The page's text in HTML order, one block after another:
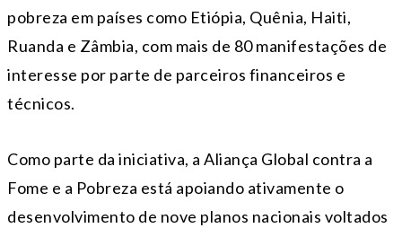
pobreza em países como Etiópia, Quênia, Haiti,
Ruanda e Zâmbia, com mais de 80 manifestações de
interesse por parte de parceiros financeiros e
técnicos.
Como parte da iniciativa, a Aliança Global contra a
Fome e a Pobreza está apoiando ativamente o
desenvolvimento de nove planos nacionais voltados